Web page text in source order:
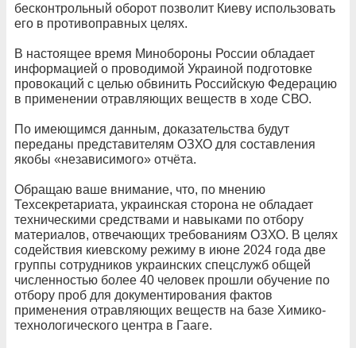
бесконтрольный оборот позволит Киеву использовать
его в противоправных целях.
В настоящее время Минобороны России обладает
информацией о проводимой Украиной подготовке
провокаций с целью обвинить Российскую Федерацию
в применении отравляющих веществ в ходе СВО.
По имеющимся данным, доказательства будут
переданы представителям ОЗХО для составления
якобы «независимого» отчёта.
Обращаю ваше внимание, что, по мнению
Техсекретариата, украинская сторона не обладает
техническими средствами и навыками по отбору
материалов, отвечающих требованиям ОЗХО. В целях
содействия киевскому режиму в июне 2024 года две
группы сотрудников украинских спецслужб общей
численностью более 40 человек прошли обучение по
отбору проб для документирования фактов
применения отравляющих веществ на базе Химико-
технологического центра в Гааге.